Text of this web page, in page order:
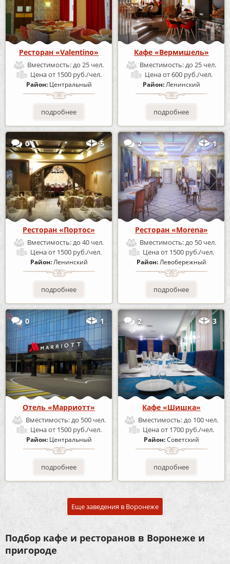
Ресторан «Valentino»
Вместимость:до 25 чел.
Ценаот 1500 руб./чел.
Район: Центральный
подробнее
Кафе «Вермишель»
Вместимость:до 25 чел.
Ценаот 600 руб./чел.
Район:Ленинский
подробнее
0 5
Ресторан «Портос»
Вместимость:до 40 чел.
Ценаот 1500 руб./чел.
Район:Ленинский
подробнее
2 1
Ресторан «Morena»
Вместимость:до 50 чел.
Ценаот 1500 руб./чел.
Район:Левобережный
подробнее
0 1
Отель «Марриотт»
Вместимость:до 500 чел.
Ценаот 1500 руб./чел.
Район: Центральный
подробнее
2 3
Кафе «Шишка»
Вместимость:до 100 чел.
Ценаот 1700 руб./чел.
Район:Советский
подробнее
Еще заведения в Воронеже
Подбор кафе и ресторанов в Воронеже и
пригороде